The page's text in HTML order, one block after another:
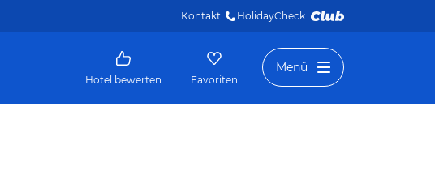
Kontakt HolidayCheck
Hotel bewerten Favoriten
Menü